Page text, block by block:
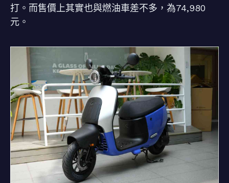
打。而售價上其實也與燃油車差不多，為74,980
元。